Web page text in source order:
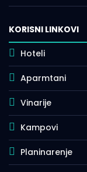
KORISNI LINKOVI
Hoteli
Aparmtani
Vinarije
Kampovi
Planinarenje